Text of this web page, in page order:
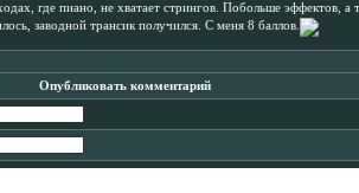
где пиано, не хватает стрингов. Побольше эффектов, а
заводной трансик получился. С меня 8 баллов.
Опубликовать комментарий